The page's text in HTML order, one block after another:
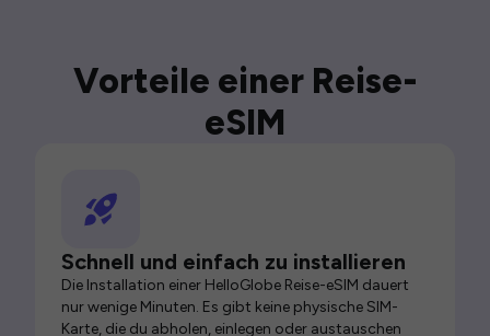
Vorteile einer Reise-
eSIM
Schnell und einfach zu installieren
Die Installation einer HelloGlobe Reise-eSIM dauert
nur wenige Minuten. Es gibt keine physische SIM-
Karte, die du abholen, einlegen oder austauschen